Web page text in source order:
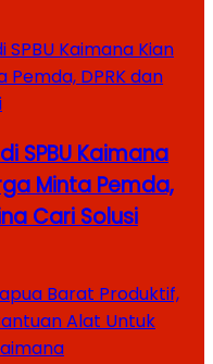
SPBU Kaimana
Minta Pemda,
Cari Solusi